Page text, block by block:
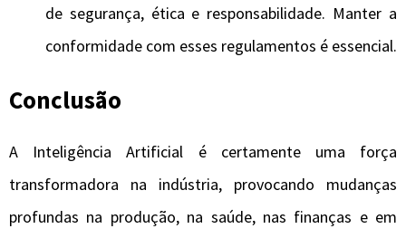
de segurança, ética e responsabilidade. Manter a
conformidade com esses regulamentos é essencial.
Conclusão
A Inteligência Artificial é certamente uma força
transformadora na indústria, provocando mudanças
profundas na produção, na saúde, nas finanças e em